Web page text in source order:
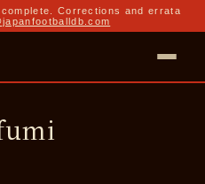
Corrections and errata